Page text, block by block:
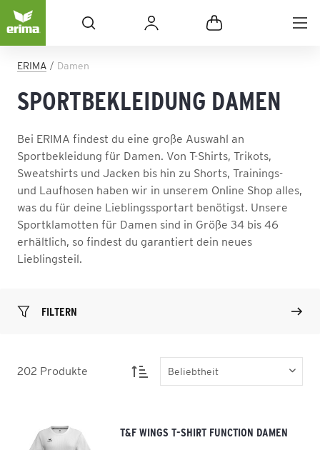
ERIMA Damen
SPORTBEKLEIDUNG DAMEN
Bei ERIMA findest du eine große Auswahl an
Sportbekleidung für Damen. Von T-Shirts, Trikots,
Sweatshirts und Jacken bis hin zu Shorts, Trainings-
und Laufhosen haben wir in unserem Online Shop alles,
was du für deine Lieblingssportart benötigst. Unsere
Sportklamotten für Damen sind in Größe 34 bis 46
erhältlich, so findest du garantiert dein neues
Lieblingsteil.
FILTERN
202 Produkte
T&F WINGS T-SHIRT FUNCTION DAMEN